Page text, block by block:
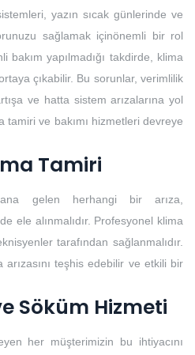
yazın sıcak günlerinde ve
sağlamak içinönemli bir rol
bakım yapılmadığı takdirde, klima
çıkabilir. Bu sorunlar, verimlilik
ve hatta sistem arızalarına yol
ve bakımı hizmetleri devreye
Tamiri
gelen herhangi bir arıza,
ele alınmalıdır. Profesyonel klima
tarafından sağlanmalıdır.
arızasını teşhis edebilir ve etkili bir
Söküm Hizmeti
her müşterimizin bu ihtiyacını